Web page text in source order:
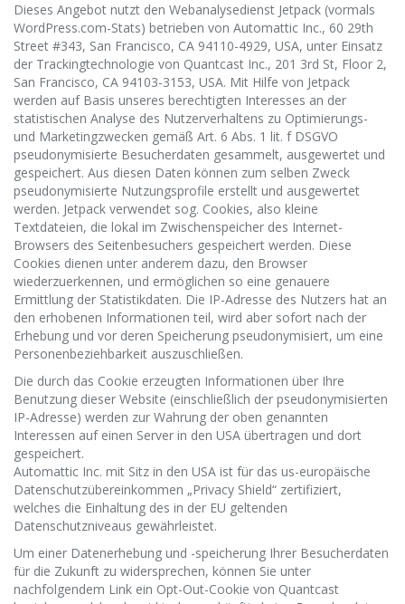
Dieses Angebot nutzt den Webanalysedienst Jetpack (vormals
WordPress.com-Stats) betrieben von Automattic Inc., 60 29th
Street #343, San Francisco, CA 94110-4929, USA, unter Einsatz
der Trackingtechnologie von Quantcast Inc., 201 3rd St, Floor 2,
San Francisco, CA 94103-3153, USA. Mit Hilfe von Jetpack
werden auf Basis unseres berechtigten Interesses an der
statistischen Analyse des Nutzerverhaltens zu Optimierungs-
und Marketingzwecken gemäß Art. 6 Abs. 1 lit. f DSGVO
pseudonymisierte Besucherdaten gesammelt, ausgewertet und
gespeichert. Aus diesen Daten können zum selben Zweck
pseudonymisierte Nutzungsprofile erstellt und ausgewertet
werden. Jetpack verwendet sog. Cookies, also kleine
Textdateien, die lokal im Zwischenspeicher des Internet-
Browsers des Seitenbesuchers gespeichert werden. Diese
Cookies dienen unter anderem dazu, den Browser
wiederzuerkennen, und ermöglichen so eine genauere
Ermittlung der Statistikdaten. Die IP-Adresse des Nutzers hat an
den erhobenen Informationen teil, wird aber sofort nach der
Erhebung und vor deren Speicherung pseudonymisiert, um eine
Personenbeziehbarkeit auszuschließen.
Die durch das Cookie erzeugten Informationen über Ihre
Benutzung dieser Website (einschließlich der pseudonymisierten
IP-Adresse) werden zur Wahrung der oben genannten
Interessen auf einen Server in den USA übertragen und dort
gespeichert.
Automattic Inc. mit Sitz in den USA ist für das us-europäische
Datenschutzübereinkommen „Privacy Shield“ zertifiziert,
welches die Einhaltung des in der EU geltenden
Datenschutzniveaus gewährleistet.
Um einer Datenerhebung und -speicherung Ihrer Besucherdaten
für die Zukunft zu widersprechen, können Sie unter
nachfolgendem Link ein Opt-Out-Cookie von Quantcast